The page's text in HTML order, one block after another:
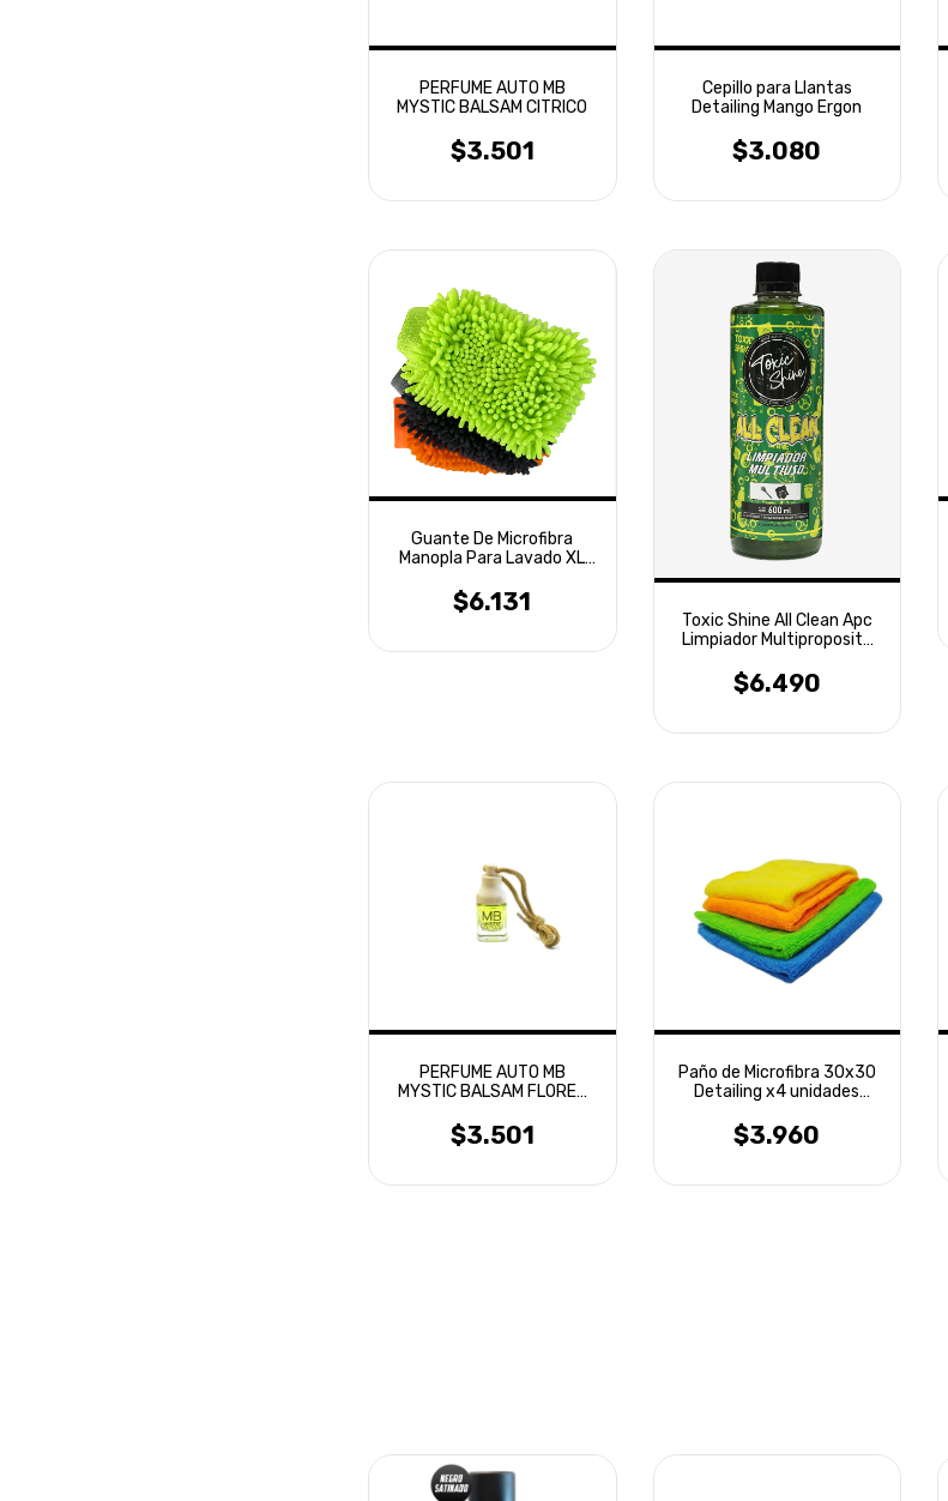
PERFUME AUTO MB
MYSTIC BALSAM CITRICO
$3.501
Cepillo para Llantas
Detailing Mango Ergon
$3.080
Guante De Microfibra
Manopla Para Lavado XL
$6.131
Toxic Shine All Clean Apc
Limpiador Multiproposito
$6.490
PERFUME AUTO MB
MYSTIC BALSAM FLORES
$3.501
Paño de Microfibra 30x30
Detailing x4 unidades
$3.960